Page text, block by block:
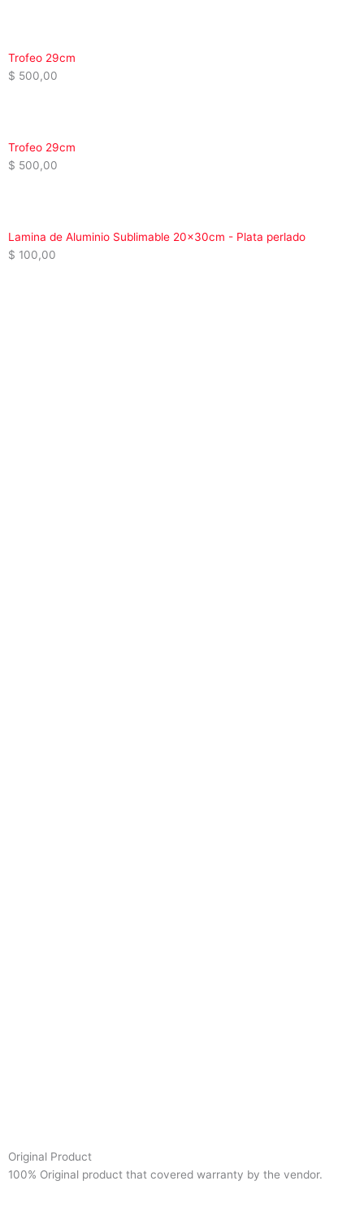
Trofeo 29cm
$ 500,00
Trofeo 29cm
$ 500,00
Lamina de Aluminio Sublimable 20x30cm - Plata perlado
$ 100,00
Original Product
100% Original product that covered warranty by the vendor.